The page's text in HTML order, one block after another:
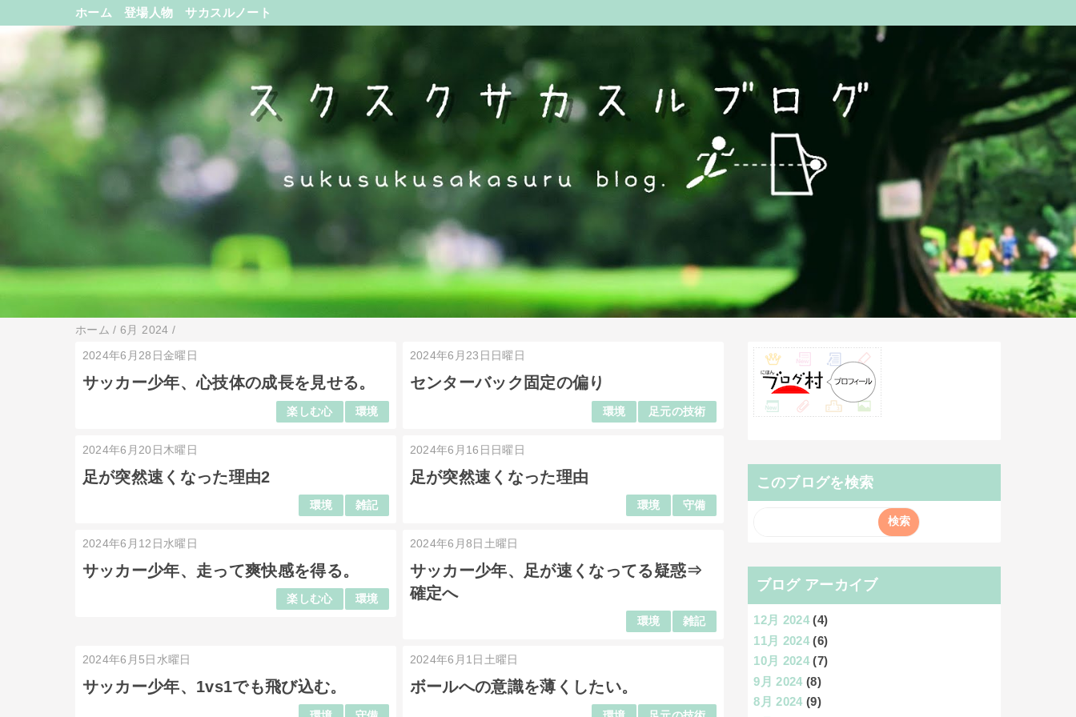
ホーム 登場人物 サカスルノート
ホーム /6月 2024 /
2024年6月28日金曜日
サッカー少年、心技体の成長を見せる。
楽しむ心 環境
2024年6月23日日曜日
センターバック固定の偏り
環境 足元の技術
2024年6月20日木曜日
足が突然速くなった理由2
環境 雑記
2024年6月16日日曜日
足が突然速くなった理由
環境 守備
2024年6月12日水曜日
サッカー少年、走って爽快感を得る。
楽しむ心 環境
2024年6月8日土曜日
サッカー少年、足が速くなってる疑惑⇒
確定へ
環境 雑記
2024年6月5日水曜日
サッカー少年、1vs1でも飛び込む。
2024年6月1日土曜日
ボールへの意識を薄くしたい。
このブログを検索
ブログ アーカイブ
12月 2024 (4)
11月 2024 (6)
10月 2024 (7)
9月 2024 (8)
8月 2024 (9)